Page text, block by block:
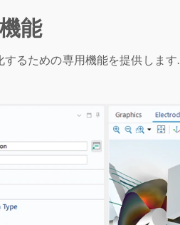
能
るための専用機能を提供します.